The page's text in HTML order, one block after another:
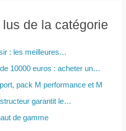
de la catégorie
: les meilleures…
10000 euros : acheter un…
pack M performance et M
garantit le…
de gamme